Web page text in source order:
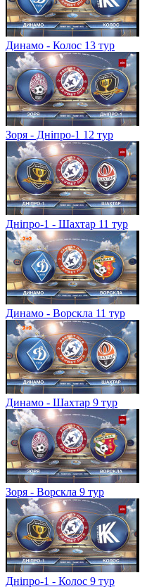
Динамо - Колос 13 тур
Зоря - Дніпро-1 12 тур
Дніпро-1 - Шахтар 11 тур
Динамо - Ворскла 11 тур
Динамо - Шахтар 9 тур
Зоря - Ворскла 9 тур
Дніпро-1 - Колос 9 тур